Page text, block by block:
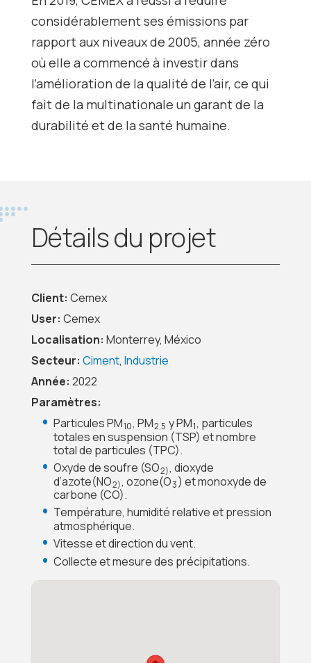
considérablement ses émissions par
rapport aux niveaux de 2005, année zéro
où elle a commencé à investir dans
l’amélioration de la qualité de l’air, ce qui
fait de la multinationale un garant de la
durabilité et de la santé humaine.
Détails du projet
Client: Cemex
User: Cemex
Localisation: Monterrey, México
Secteur: Ciment, Industrie
Année: 2022
Paramètres:
Particules PM10, PM2,5 y PM1, particules
totales en suspension (TSP) et nombre
total de particules (TPC).
Oxyde de soufre (SO2), dioxyde
d’azote(NO2), ozone(O3) et monoxyde de
carbone (CO).
Température, humidité relative et pression
atmosphérique.
Vitesse et direction du vent.
Collecte et mesure des précipitations.